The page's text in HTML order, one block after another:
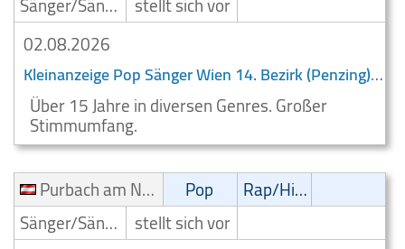
02.08.2026
Kleinanzeige Pop Sänger Wien 14. Bezirk (Penzing)
Über 15 Jahre in diversen Genres. Großer
Stimmumfang.
Purbach am Neusiedlersee
Pop
Rap/Hip-Hop/RnB
Sänger/Sängerin stellt sich vor